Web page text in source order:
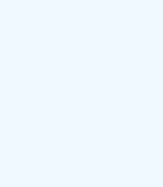
Nose